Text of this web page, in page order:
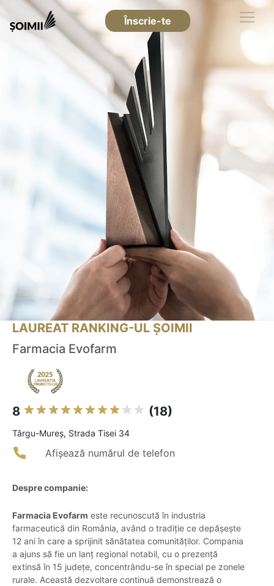
Înscrie-te
LAUREAT RANKING-UL ȘOIMII
Farmacia Evofarm
8 (18)
Târgu-Mureş, Strada Tisei 34
Afișează numărul de telefon
Despre companie:
Farmacia Evofarm este recunoscută în industria
farmaceutică din România, având o tradiție ce depășește
12 ani în care a sprijinit sănătatea comunităților. Compania
a ajuns să fie un lanț regional notabil, cu o prezență
extinsă în 15 județe, concentrându-se în special pe zonele
rurale. Această dezvoltare continuă demonstrează o